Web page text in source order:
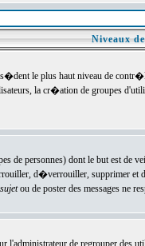
Niveaux
le plus haut niveau de
la cr�ation de groupes
de personnes) dont le but est de
d�verrouiller, supprimer
ou de poster des messages ne
l'administrateur de regrouper des